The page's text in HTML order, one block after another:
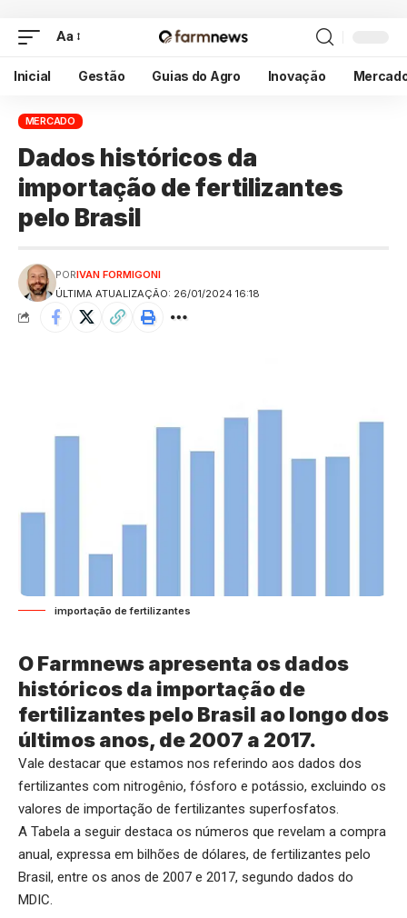
Aa
Inicial Gestão Guias do Agro Inovação
MERCADO
Dados históricos da
importação de fertilizantes
pelo Brasil
ÚLTIMA ATUALIZAÇÃO: 26/01/2024 16:18
PORIVAN FORMIGONI
importação de fertilizantes
O Farmnews apresenta os dados
históricos da importação de
fertilizantes pelo Brasil ao longo dos
últimos anos, de 2007 a 2017.
Vale destacar que estamos nos referindo aos dados dos
fertilizantes com nitrogênio, fósforo e potássio, excluindo os
valores de importação de fertilizantes superfosfatos.
A Tabela a seguir destaca os números que revelam a compra
anual, expressa em bilhões de dólares, de fertilizantes pelo
Brasil, entre os anos de 2007 e 2017, segundo dados do
MDIC.